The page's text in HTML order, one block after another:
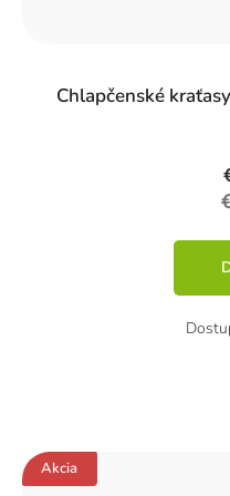
Chlapčenské
Akcia